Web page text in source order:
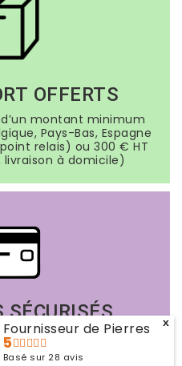
OFFERTS
montant minimum
Pays-Bas, Espagne
relais) ou 300 € HT
à domicile)
Fournisseur de Pierres
5
Basé sur 28 avis
x